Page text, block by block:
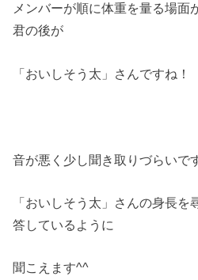
メンバーが順に体重を量る場面
君の後が
「おいしそう太」さんですね！
音が悪く少し聞き取りづらいで
「おいしそう太」さんの身長を
答しているように
聞こえます^^